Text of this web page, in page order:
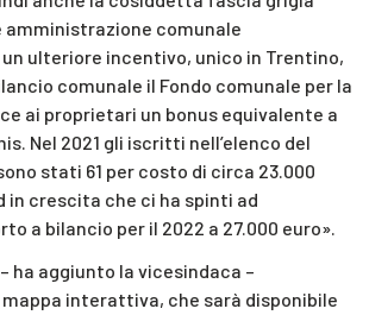
amministrazione comunale
ulteriore incentivo, unico in Trentino,
comunale il Fondo comunale per la
ai proprietari un bonus equivalente a
Nel 2021 gli iscritti nell’elenco del
stati 61 per costo di circa 23.000
in crescita che ci ha spinti ad
a bilancio per il 2022 a 27.000 euro».
ha aggiunto la vicesindaca –
interattiva, che sarà disponibile